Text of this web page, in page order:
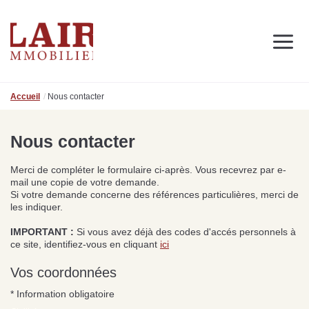
Immobilier
Nous découvrir
Contact
SUIVEZ-NOUS SUR LES RÉSEAUX SOCIAUX
NOS CONSEILS IMMO
Conseils immobiliers et actualités
pour vous accompagner dans vos projets
Procéder à des travaux
Accueil Nous contacter
Nous contacter
Merci de compléter le formulaire ci-après. Vous recevrez par e-
mail une copie de votre demande.
Si votre demande concerne des références particulières, merci de
les indiquer.
IMPORTANT : Si vous avez déjà des codes d'accés personnels à
ce site, identifiez-vous en cliquant ici
Vos coordonnées
* Information obligatoire